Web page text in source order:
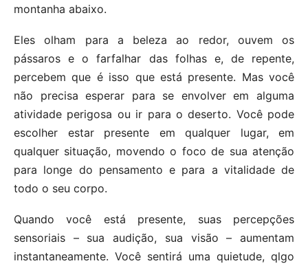
montanha abaixo.
Eles olham para a beleza ao redor, ouvem os
pássaros e o farfalhar das folhas e, de repente,
percebem que é isso que está presente. Mas você
não precisa esperar para se envolver em alguma
atividade perigosa ou ir para o deserto. Você pode
escolher estar presente em qualquer lugar, em
qualquer situação, movendo o foco de sua atenção
para longe do pensamento e para a vitalidade de
todo o seu corpo.
Quando você está presente, suas percepções
sensoriais – sua audição, sua visão – aumentam
instantaneamente. Você sentirá uma quietude, qlgo